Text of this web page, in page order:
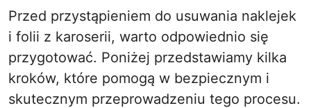
Przed przystąpieniem do usuwania naklejek
i folii z karoserii, warto odpowiednio się
przygotować. Poniżej przedstawiamy kilka
kroków, które pomogą w bezpiecznym i
skutecznym przeprowadzeniu tego procesu.